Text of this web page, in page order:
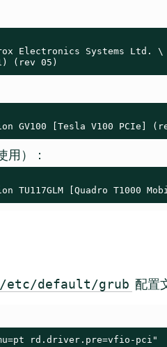
Electronics Systems Ltd. \
(rev 05)
GV100 [Tesla V100 PCIe]
）：
[Quadro T1000
/etc/default/grub 配置
rd.driver.pre=vfio-pci"